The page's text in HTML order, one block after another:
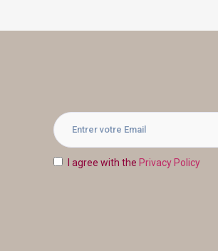
I agree with the Privacy Policy